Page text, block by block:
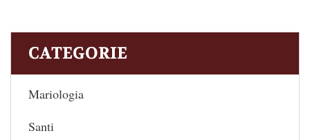
CATEGORIE
Mariologia
Santi